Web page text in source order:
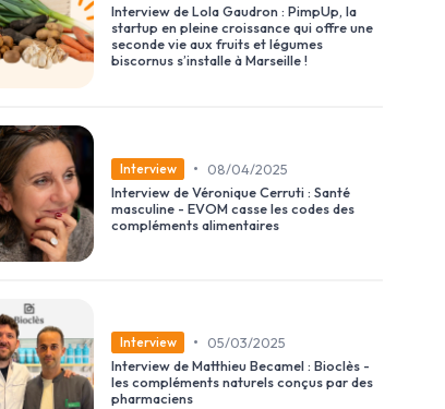
Interview de Lola Gaudron : PimpUp, la
startup en pleine croissance qui offre une
seconde vie aux fruits et légumes
biscornus s’installe à Marseille !
Interview •
08/04/2025
Interview de Véronique Cerruti : Santé
masculine - EVOM casse les codes des
compléments alimentaires
Interview •
05/03/2025
Interview de Matthieu Becamel : Bioclès -
les compléments naturels conçus par des
pharmaciens